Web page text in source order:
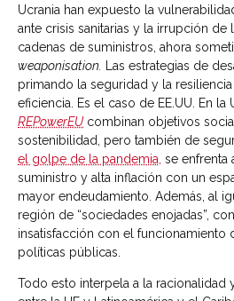
Ucrania han expuesto la
ante crisis sanitarias y la irrupción de
cadenas de suministros, ahora
weaponisation.
Las estrategias de
primando la seguridad y la
eficiencia. Es el caso de EE.UU. En la
REPowerEU combinan objetivos
sostenibilidad, pero también de
el golpe de la pandemia, se enfrenta
suministro y alta inflación con un
mayor endeudamiento. Además, al
región de “sociedades enojadas”,
insatisfacción con el funcionamiento
políticas públicas.
Todo esto interpela a la racionalidad